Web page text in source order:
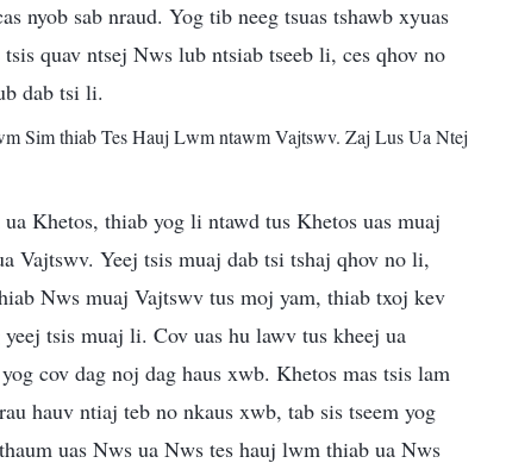
nyob sab nraud. Yog tib neeg tsuas tshawb xyuas
quav ntsej Nws lub ntsiab tseeb li, ces qhov no
dab tsi li.
Sim thiab Tes Hauj Lwm ntawm Vajtswv. Zaj Lus Ua Ntej
Khetos, thiab yog li ntawd tus Khetos uas muaj
Vajtswv. Yeej tsis muaj dab tsi tshaj qhov no li,
Nws muaj Vajtswv tus moj yam, thiab txoj kev
tsis muaj li. Cov uas hu lawv tus kheej ua
cov dag noj dag haus xwb. Khetos mas tsis lam
hauv ntiaj teb no nkaus xwb, tab sis tseem yog
uas Nws ua Nws tes hauj lwm thiab ua Nws